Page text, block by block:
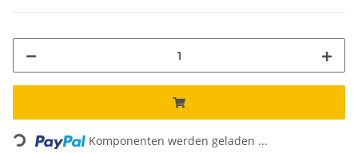
Loading... Komponenten werden geladen ...